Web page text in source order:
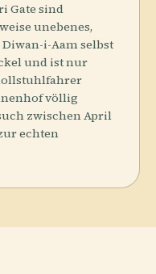
Gate sind
unebenes,
i-Aam selbst
und ist nur
völlig
zwischen April
echten